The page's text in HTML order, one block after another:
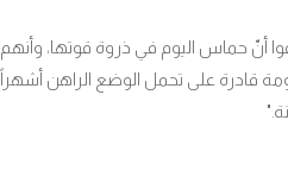
أنّ حماس اليوم في ذروة قوتها،
قادرة على تحمل الوضع الراهن
".